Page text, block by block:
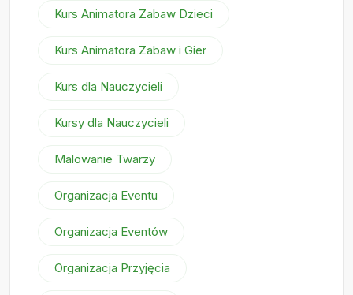
Kurs Animatora Zabaw Dzieci
Kurs Animatora Zabaw i Gier
Kurs dla Nauczycieli
Kursy dla Nauczycieli
Malowanie Twarzy
Organizacja Eventu
Organizacja Eventów
Organizacja Przyjęcia